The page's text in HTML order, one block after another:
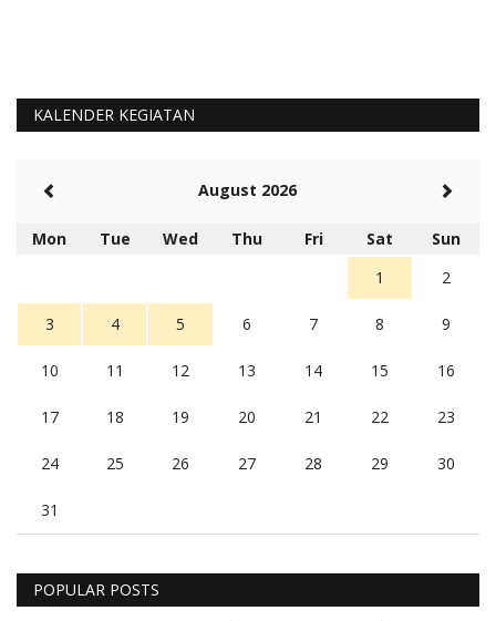
KALENDER KEGIATAN
August 2026
Mon Tue Wed Thu Fri Sat
Sun
1
2
3 4 5 6 7 8 9
10 11 12 13 14 15 16
17 18 19 20 21 22 23
24 25 26 27 28 29 30
31
POPULAR POSTS